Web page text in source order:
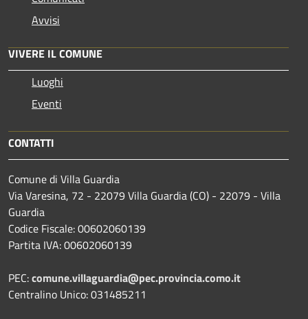
Avvisi
VIVERE IL COMUNE
Luoghi
Eventi
CONTATTI
Comune di Villa Guardia
Via Varesina, 72 - 22079 Villa Guardia (CO) - 22079 - Villa
Guardia
Codice Fiscale: 00602060139
Partita IVA: 00602060139
PEC:comune.villaguardia@pec.provincia.como.it
Centralino Unico: 031485211